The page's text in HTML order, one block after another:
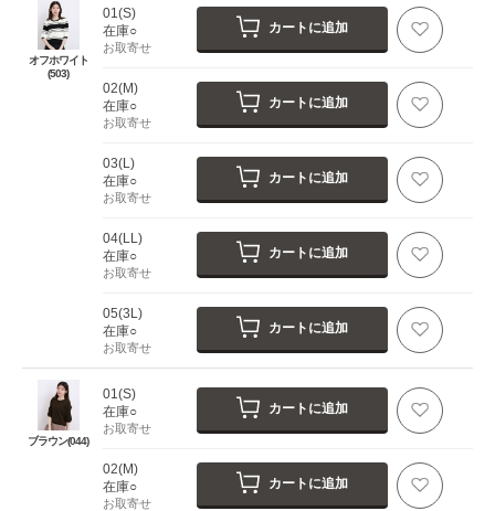
オフホワイト
(503)
01(S)
在庫○
お取寄せ
カートに追加
02(M)
在庫○
お取寄せ
カートに追加
03(L)
在庫○
お取寄せ
カートに追加
04(LL)
在庫○
お取寄せ
カートに追加
05(3L)
在庫○
お取寄せ
カートに追加
ブラウン(044)
01(S)
在庫○
お取寄せ
カートに追加
02(M)
在庫○
お取寄せ
カートに追加